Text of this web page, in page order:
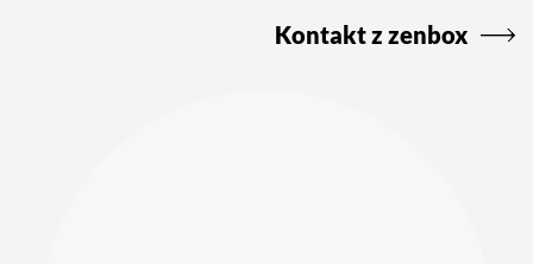
Kontakt z zenbox